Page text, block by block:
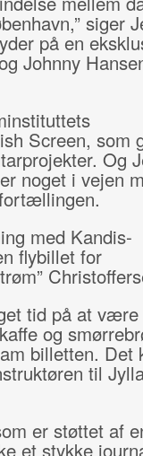
siger
på en
Johnny
Screen, som
Og
noget i vejen
med Kandis-
flybillet for
tid på at
og
billetten. Det
til
er støttet af
et stykke